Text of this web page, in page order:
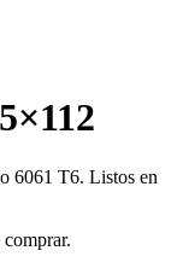
6061 T6. Listos en